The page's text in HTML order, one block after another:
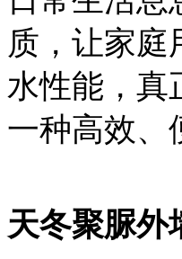
质 ，让家
水性能，真
一种高效、
天冬聚脲外